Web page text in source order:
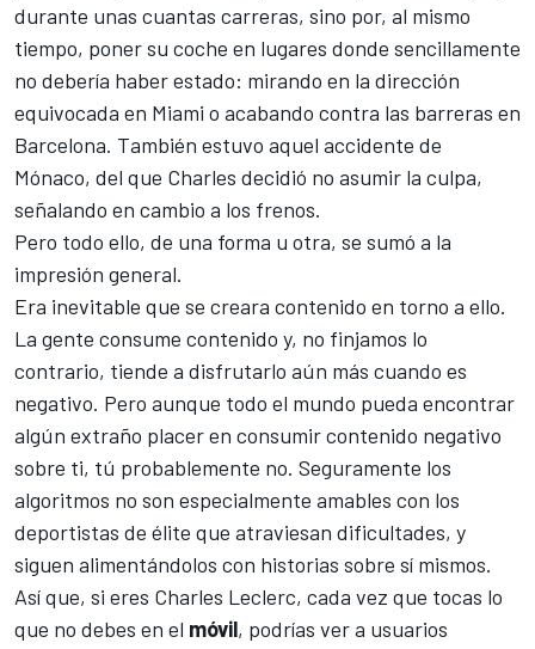
durante unas cuantas carreras, sino por, al mismo
tiempo, poner su coche en lugares donde sencillamente
no debería haber estado: mirando en la dirección
equivocada en Miami o acabando contra las barreras en
Barcelona. También estuvo aquel accidente de
Mónaco, del que Charles decidió no asumir la culpa,
señalando en cambio a los frenos.
Pero todo ello, de una forma u otra, se sumó a la
impresión general.
Era inevitable que se creara contenido en torno a ello.
La gente consume contenido y, no finjamos lo
contrario, tiende a disfrutarlo aún más cuando es
negativo. Pero aunque todo el mundo pueda encontrar
algún extraño placer en consumir contenido negativo
sobre ti, tú probablemente no. Seguramente los
algoritmos no son especialmente amables con los
deportistas de élite que atraviesan dificultades, y
siguen alimentándolos con historias sobre sí mismos.
Así que, si eres Charles Leclerc, cada vez que tocas lo
que no debes en el móvil, podrías ver a usuarios